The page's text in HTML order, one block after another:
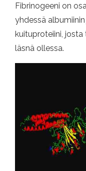
Fibrinogeeni on
yhdessä
kuituproteiini,
läsnä ollessa.